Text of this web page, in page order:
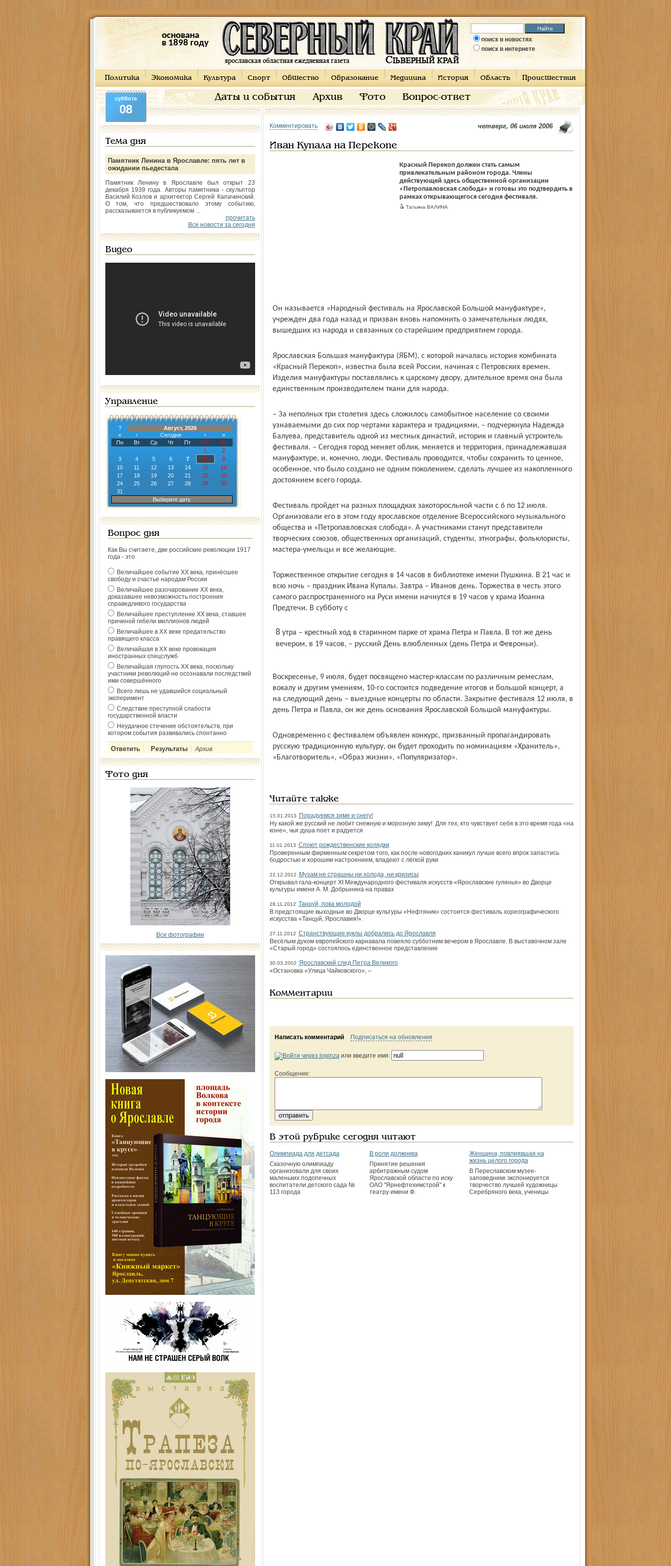
основана
в 1898 году
поиск в новостях
поиск в интернете
Политика Экономика Культура Спорт Общество Образование Медицина История Область Происшествия
Даты и события Архив Фото Вопрос-ответ
суббота
08
Тема дня
Памятник Ленина в Ярославле: пять лет в
ожидании пьедестала
Памятник Ленину в Ярославле был открыт 23
декабря 1939 года. Авторы памятника - скульптор
Василий Козлов и архитектор Сергей Капачинский.
О том, что предшествовало этому событию,
рассказывается в публикуемом ...
прочитать
Все новости за сегодня
Видео
Управление
?
Август, 2026
«
‹ Сегодня ›
»
Пн
Вт Ср Чт Пт Сб
Вс
1
2
3
4 5 6 7 8
9
10
11 12 13 14 15
16
17
18 19 20 21 22
23
24
25 26 27 28 29
30
31
Выберите дату
Вопрос дня
Как Вы считаете, две российские революции 1917
года - это
Величайшее событие ХХ века, принёсшее
свободу и счастье народам России
Величайшее разочарование ХХ века,
доказавшее невозможность построения
справедливого государства
Величайшее преступление ХХ века, ставшее
причиной гибели миллионов людей
Величайшее в ХХ веке предательство
правящего класса
Величайшая в ХХ веке провокация
иностранных спецслужб
Величайшая глупость ХХ века, поскольку
участники революций не осознавали последствий
ими совершённого
Всего лишь не удавшийся социальный
эксперимент
Следствие преступной слабости
государственной власти
Неудачное стечение обстоятельств, при
котором события развивались спонтанно
Архив
Фото дня
Все фотографии
Комментировать четверг, 06 июля 2006
Иван Купала на Перекопе
Красный Перекоп должен стать самым
привлекательным районом города. Члены
действующей здесь общественной организации
«Петропавловская слобода» и готовы это подтвердить в
рамках открывающегося сегодня фестиваля.
Татьяна ВАЛИНА
Он называется «Народный фестиваль на Ярославской Большой мануфактуре»,
учрежден два года назад и призван вновь напомнить о замечательных людях,
вышедших из народа и связанных со старейшим предприятием города.
Ярославская Большая мануфактура (ЯБМ), с которой началась история комбината
«Красный Перекоп», известна была всей России, начиная с Петровских времен.
Изделия мануфактуры поставлялись к царскому двору, длительное время она была
единственным производителем ткани для народа.
– За неполных три столетия здесь сложилось самобытное население со своими
узнаваемыми до сих пор чертами характера и традициями, – подчеркнула Надежда
Балуева, представитель одной из местных династий, историк и главный устроитель
фестиваля. – Сегодня город меняет облик, меняется и территория, принадлежавшая
мануфактуре, и, конечно, люди. Фестиваль проводится, чтобы сохранить то ценное,
особенное, что было создано не одним поколением, сделать лучшее из накопленного
достоянием всего города.
Фестиваль пройдет на разных площадках закоторосльной части с 6 по 12 июля.
Организовали его в этом году ярославское отделение Всероссийского музыкального
общества и «Петропавловская слобода». А участниками станут представители
творческих союзов, общественных организаций, студенты, этнографы, фольклористы,
мастера-умельцы и все желающие.
Торжественное открытие сегодня в 14 часов в библиотеке имени Пушкина. В 21 час и
всю ночь – праздник Ивана Купалы. Завтра – Иванов день. Торжества в честь этого
самого распространенного на Руси имени начнутся в 19 часов у храма Иоанна
Предтечи. В субботу с
8 утра – крестный ход в старинном парке от храма Петра и Павла. В тот же день
вечером, в 19 часов, – русский День влюбленных (день Петра и Февроньи).
Воскресенье, 9 июля, будет посвящено мастер-классам по различным ремеслам,
вокалу и другим умениям, 10-го состоится подведение итогов и большой концерт, а
на следующий день – выездные концерты по области. Закрытие фестиваля 12 июля, в
день Петра и Павла, он же день основания Ярославской Большой мануфактуры.
Одновременно с фестивалем объявлен конкурс, призванный пропагандировать
русскую традиционную культуру, он будет проходить по номинациям «Хранитель»,
«Благотворитель», «Образ жизни», «Популяризатор».
Читайте также
15.01.2013
Порадуемся зиме и снегу!
Ну какой же русский не любит снежную и морозную зиму! Для тех, кто чувствует себя в это время года «на
коне», чья душа поет и радуется
11.01.2013 Споют рождественские колядки
Проверенным фирменным секретом того, как после новогодних каникул лучше всего впрок запастись
бодростью и хорошим настроением, владеют с лёгкой руки
22.12.2012
Музам не страшны ни холода, ни кризисы
Открывал гала-концерт XI Международного фестиваля искусств «Ярославские гулянья» во Дворце
культуры имени А. М. Добрынина на правах
28.11.2012 Танцуй, пока молодой
В предстоящие выходные во Дворце культуры «Нефтяник» состоится фестиваль хорео­графического
искусства «Танцуй, Ярославия!».
27.11.2012 Странствующие куклы добрались до Ярославля
Весёлым духом европейского карнавала повеяло субботним вечером в Ярославле. В выставочном зале
«Старый город» состоялось единственное представление
30.03.2002 Ярославский след Петра Великого
«Остановка «Улица Чайковского», –
Комментарии
Написать комментарий Подписаться на обновления
или введите имя:
Сообщение:
В этой рубрике сегодня читают
Олимпиада для детсада
Сказочную олимпиаду
организовали для своих
маленьких подопечных
воспитатели дет­ского сада №
113 города
В роли должника
Принятие решения
арбитражным судом
Ярославской области по иску
ОАО "Ярнефтехимстрой" к
театру имени Ф.
Женщина, повлиявшая на
жизнь целого города
В Переславском музее-
заповеднике экспонируется
творчество лучшей художницы
Серебряного века, ученицы